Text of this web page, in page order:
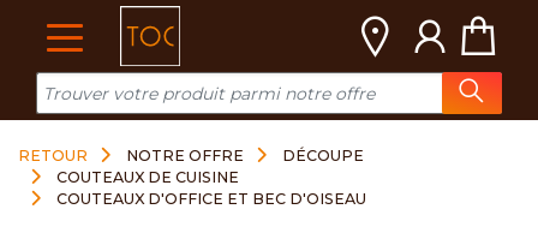
RETOUR NOTRE OFFRE
DÉCOUPE
COUTEAUX DE CUISINE
COUTEAUX D'OFFICE ET BEC D'OISEAU
Cookies management panel